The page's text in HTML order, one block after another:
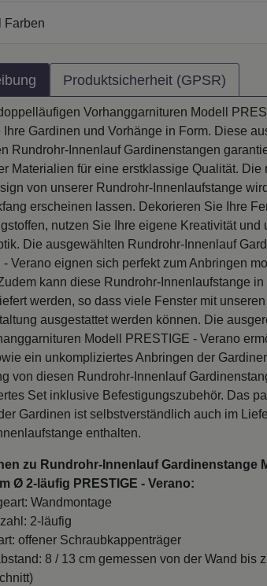
Farben
Produktsicherheit (GPSR)
Vorhanggarnituren Modell
Ihre Gardinen und Vorhänge in Form. Diese
Rundrohr-Innenlauf Gardinenstangen
Materialien für eine erstklassige Qualität. Die
von unserer Rundrohr-Innenlaufstange
erscheinen lassen. Dekorieren Sie Ihre
nutzen Sie Ihre eigene Kreativität und
Die ausgewählten Rundrohr-Innenlauf
- Verano eignen sich perfekt zum Anbringen
kann diese Rundrohr-Innenlaufstange
werden, so dass viele Fenster mit
ausgestattet werden können. Die
Modell PRESTIGE - Verano
ein unkompliziertes Anbringen der
von diesen Rundrohr-Innenlauf
Set inklusive Befestigungszubehör. Das
Gardinen ist selbstverständlich auch im
enthalten.
zu Rundrohr-Innenlauf Gardinenstange
Ø 2-läufig PRESTIGE - Verano:
Wandmontage
2-läufig
offener Schraubkappenträger
8 / 13 cm gemessen von der Wand bis